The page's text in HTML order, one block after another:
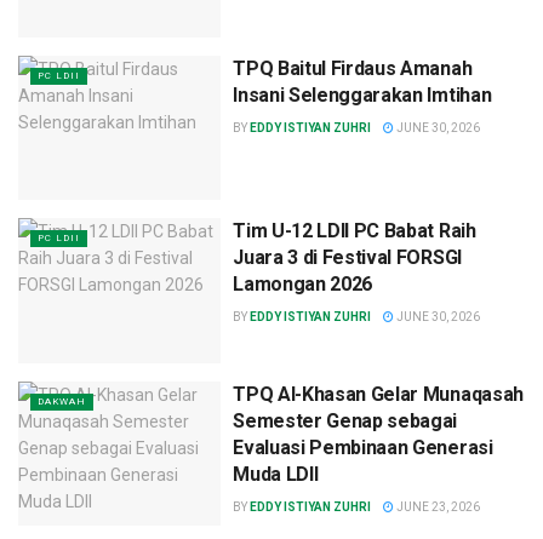
PC LDII
TPQ Baitul Firdaus Amanah
Insani Selenggarakan Imtihan
BY EDDY ISTIYAN ZUHRI JUNE 30, 2026
PC LDII
Tim U-12 LDII PC Babat Raih
Juara 3 di Festival FORSGI
Lamongan 2026
BY EDDY ISTIYAN ZUHRI JUNE 30, 2026
DAKWAH
​TPQ Al-Khasan Gelar Munaqasah
Semester Genap sebagai
Evaluasi Pembinaan Generasi
Muda LDII
BY EDDY ISTIYAN ZUHRI JUNE 23, 2026